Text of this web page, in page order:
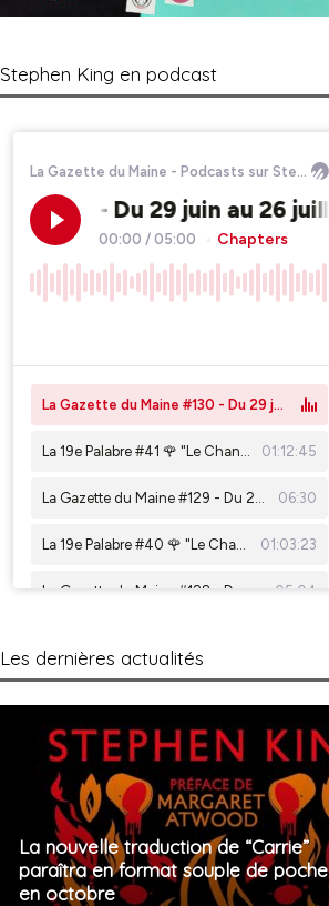
Stephen King en podcast
Les dernières actualités
La nouvelle traduction de “Carrie”
paraîtra en format souple de poche
en octobre